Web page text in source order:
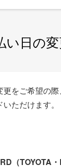
い日の
更をご希望の
ただけます。
（TOYOTA